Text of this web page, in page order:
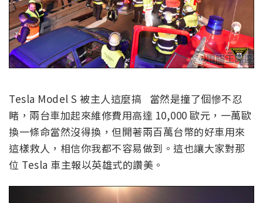
Tesla Model S 被主人這麼搞 當然是撞了個慘不忍
睹，兩台車加起來維修費用高達 10,000 歐元，一萬歐
換一條命當然沒得換，但開著兩百萬台幣的好車用來
這樣救人，相信你我都不容易做到。這也讓大家對那
位 Tesla 車主報以英雄式的讚美。